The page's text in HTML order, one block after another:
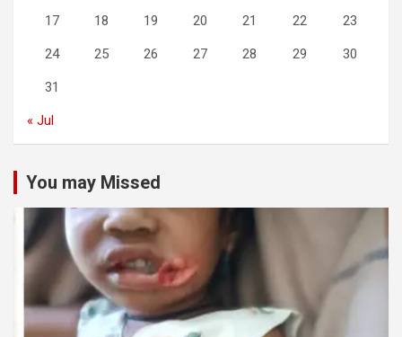
17 18 19 20 21 22 23
24 25 26 27 28 29 30
31
« Jul
You may Missed